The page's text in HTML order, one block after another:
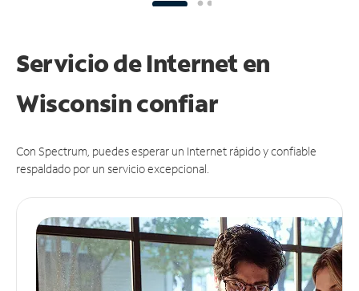
Servicio de Internet en
Wisconsinconfiar
Con Spectrum, puedes esperar un Internet rápido y confiable
respaldado por un servicio excepcional.